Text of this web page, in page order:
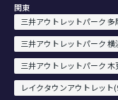
関東
三井アウトレットパーク 多
三井アウトレットパーク
三井アウトレットパーク 木
レイクタウンアウトレット